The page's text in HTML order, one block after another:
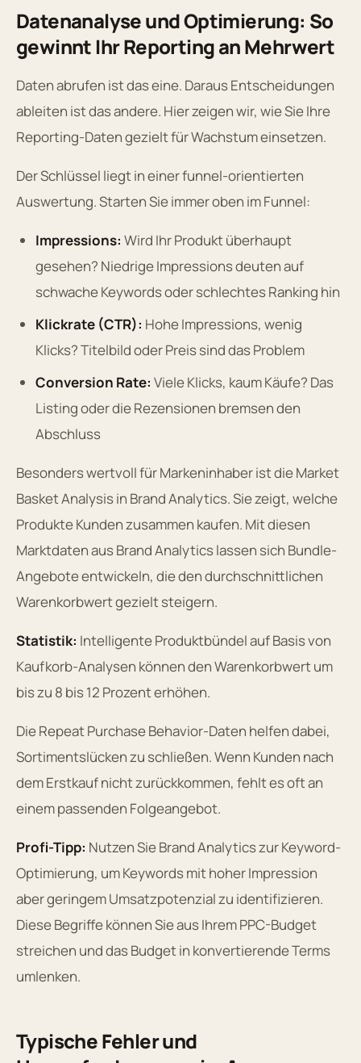
Datenanalyse und Optimierung: So
gewinnt Ihr Reporting an Mehrwert
Daten abrufen ist das eine. Daraus Entscheidungen
ableiten ist das andere. Hier zeigen wir, wie Sie Ihre
Reporting-Daten gezielt für Wachstum einsetzen.
Der Schlüssel liegt in einer funnel-orientierten
Auswertung. Starten Sie immer oben im Funnel:
Impressions: Wird Ihr Produkt überhaupt
gesehen? Niedrige Impressions deuten auf
schwache Keywords oder schlechtes Ranking hin
Klickrate (CTR): Hohe Impressions, wenig
Klicks? Titelbild oder Preis sind das Problem
Conversion Rate: Viele Klicks, kaum Käufe? Das
Listing oder die Rezensionen bremsen den
Abschluss
Besonders wertvoll für Markeninhaber ist die Market
Basket Analysis in Brand Analytics. Sie zeigt, welche
Produkte Kunden zusammen kaufen. Mit diesen
Marktdaten aus Brand Analytics lassen sich Bundle-
Angebote entwickeln, die den durchschnittlichen
Warenkorbwert gezielt steigern.
Statistik: Intelligente Produktbündel auf Basis von
Kaufkorb-Analysen können den Warenkorbwert um
bis zu 8 bis 12 Prozent erhöhen.
Die Repeat Purchase Behavior-Daten helfen dabei,
Sortimentslücken zu schließen. Wenn Kunden nach
dem Erstkauf nicht zurückkommen, fehlt es oft an
einem passenden Folgeangebot.
Profi-Tipp: Nutzen Sie Brand Analytics zur Keyword-
Optimierung, um Keywords mit hoher Impression
aber geringem Umsatzpotenzial zu identifizieren.
Diese Begriffe können Sie aus Ihrem PPC-Budget
streichen und das Budget in konvertierende Terms
umlenken.
Typische Fehler und